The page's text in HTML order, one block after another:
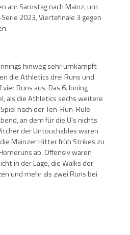
am Samstag nach Mainz, um
2023, Viertefinale 3 gegen
hinweg sehr umkämpft
die Athletics drei Runs und
Runs aus. Das 6. Inning
als die Athletics sechs weitere
nach der Ten-Run-Rule
an dem für die U's nichts
der Untouchables waren
Mainzer Hitter früh Strikes zu
ab. Offensiv waren
in der Lage, die Walks der
und mehr als zwei Runs bei